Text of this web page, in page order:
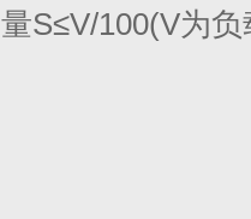
量S≤V/100(V为